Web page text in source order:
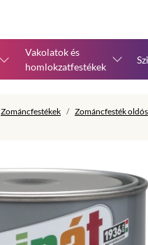
Vakolatok és
homlokzatfestékek
Zománcfestékek Zománcfesték